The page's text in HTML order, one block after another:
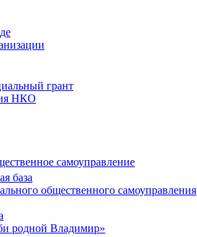
грант
НКО
самоуправление
база
общественного самоуправления
родной Владимир»